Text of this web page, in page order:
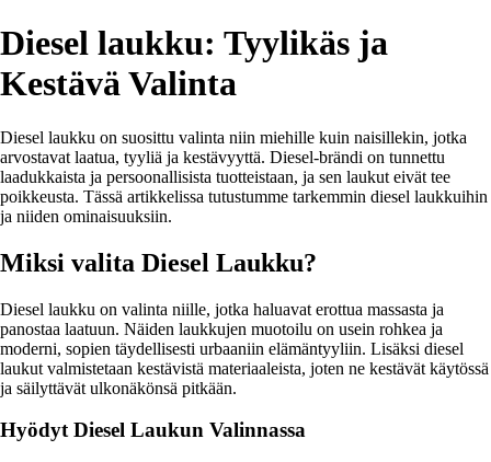
Diesel laukku: Tyylikäs ja
Kestävä Valinta
Diesel laukku on suosittu valinta niin miehille kuin naisillekin, jotka
arvostavat laatua, tyyliä ja kestävyyttä. Diesel-brändi on tunnettu
laadukkaista ja persoonallisista tuotteistaan, ja sen laukut eivät tee
poikkeusta. Tässä artikkelissa tutustumme tarkemmin diesel laukkuihin
ja niiden ominaisuuksiin.
Miksi valita Diesel Laukku?
Diesel laukku on valinta niille, jotka haluavat erottua massasta ja
panostaa laatuun. Näiden laukkujen muotoilu on usein rohkea ja
moderni, sopien täydellisesti urbaaniin elämäntyyliin. Lisäksi diesel
laukut valmistetaan kestävistä materiaaleista, joten ne kestävät käytössä
ja säilyttävät ulkonäkönsä pitkään.
Hyödyt Diesel Laukun Valinnassa